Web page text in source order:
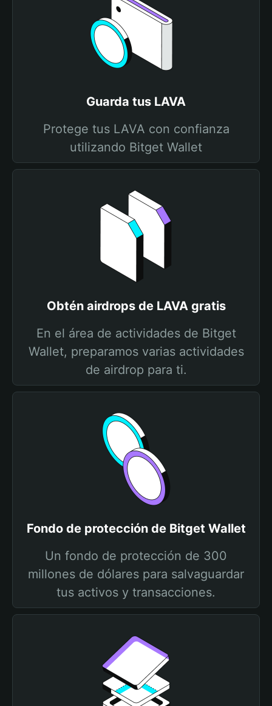
Guarda tus LAVA
Protege tus LAVA con confianza
utilizando Bitget Wallet
Obtén airdrops de LAVA gratis
En el área de actividades de Bitget
Wallet, preparamos varias actividades
de airdrop para ti.
Fondo de protección de Bitget Wallet
Un fondo de protección de 300
millones de dólares para salvaguardar
tus activos y transacciones.